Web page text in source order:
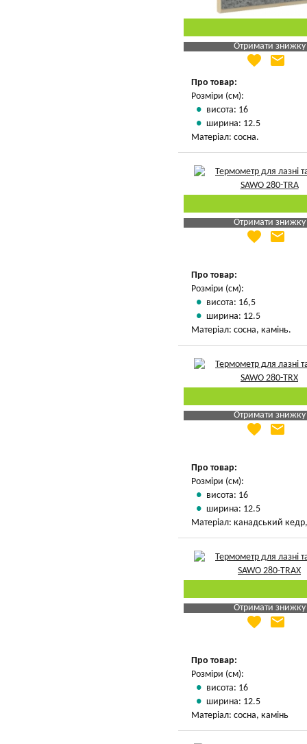
Отримати знижку
Яка Ваша ціна
Вказати мою ціну
favorite email
Про товар:
Розміри (см):
висота: 16
ширина: 12.5
Матеріал: сосна.
Отримати знижку
Яка Ваша ціна
favorite email
Про товар:
Розміри (см):
висота: 16,5
ширина: 12.5
Матеріал: сосна, камінь.
Отримати знижку
Яка Ваша ціна
favorite email
Про товар:
Розміри (см):
висота: 16
ширина: 12.5
Матеріал: канадський
Отримати знижку
Яка Ваша ціна
favorite email
Про товар:
Розміри (см):
висота: 16
ширина: 12.5
Матеріал: сосна, камінь